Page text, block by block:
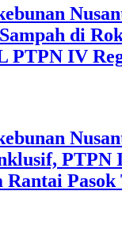
di
PTPN IV
PTPN
Rantai Pasok